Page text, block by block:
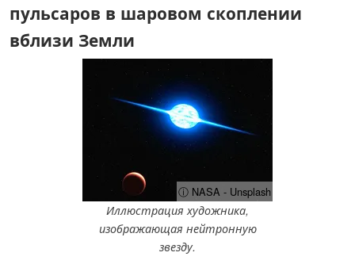
пульсаров в шаровом скоплении
вблизи Земли
ⓘ NASA - Unsplash
Иллюстрация художника,
изображающая нейтронную
звезду.